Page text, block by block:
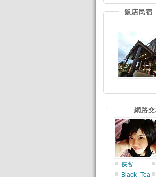
飯店民宿
網路
俠客
Black_Tea